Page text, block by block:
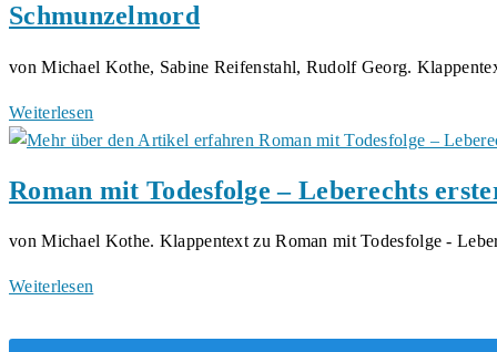
17
Erzählungen
Schmunzelmord
von Michael Kothe, Sabine Reifenstahl, Rudolf Georg.
Weiterlesen
Roman mit Todesfolge – Leberechts
von Michael Kothe. Klappentext zu Roman mit Todesfolge -
Weiterlesen
Todesfolge